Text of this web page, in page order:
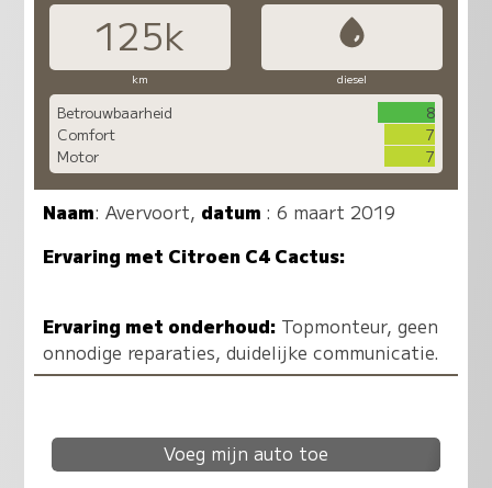
125k
km diesel
Betrouwbaarheid
8
Comfort
7
Motor
7
Naam:Avervoort, datum : 6 maart 2019
Ervaring met Citroen C4 Cactus:
Ervaring met onderhoud: Topmonteur, geen
onnodige reparaties, duidelijke communicatie.
Voeg mijn auto toe